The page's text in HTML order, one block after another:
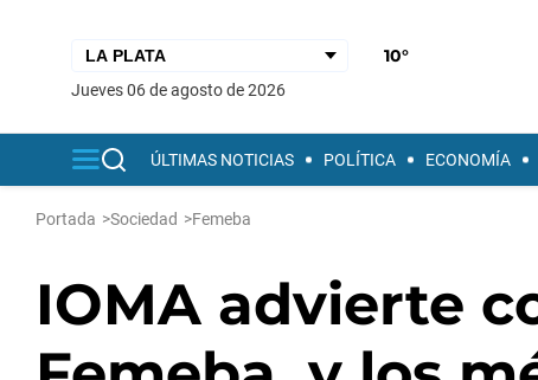
10°
jueves 06 de agosto de 2026
ÚLTIMAS NOTICIAS POLÍTICA ECONOMÍA
Portada >Sociedad >Femeba
IOMA advierte